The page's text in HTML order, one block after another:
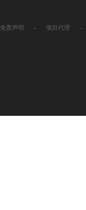
免责声明 - 项目代理 -